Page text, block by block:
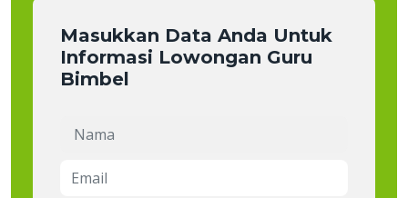
Masukkan Data Anda Untuk
Informasi Lowongan Guru
Bimbel